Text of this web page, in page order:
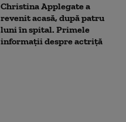
Christina Applegate a
revenit acasă, după patru
luni în spital. Primele
informații despre actriță